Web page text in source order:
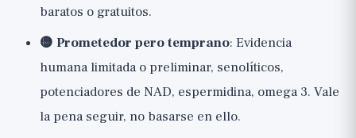
baratos o gratuitos.
🟡 Prometedor pero temprano: Evidencia
humana limitada o preliminar, senolíticos,
potenciadores de NAD, espermidina, omega 3. Vale
la pena seguir, no basarse en ello.